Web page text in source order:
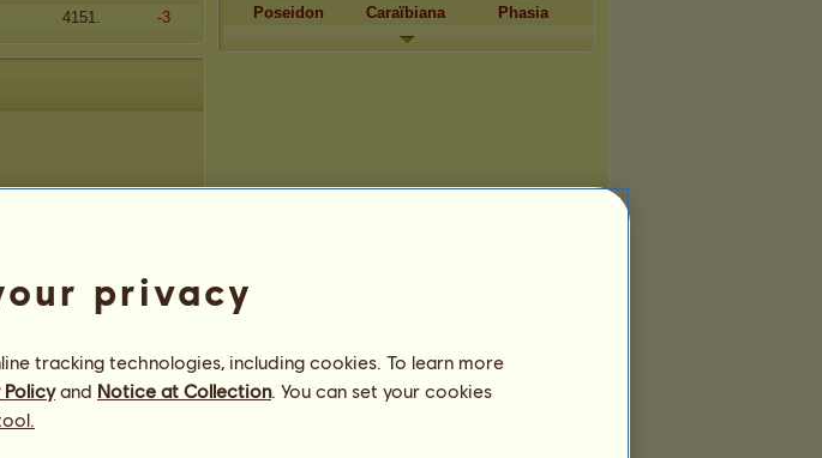
4151. -3 Poseidon Caraïbiana Phasia
privacy
tracking technologies, including cookies. To learn more
Policyand Notice at Collection. You can set your cookies